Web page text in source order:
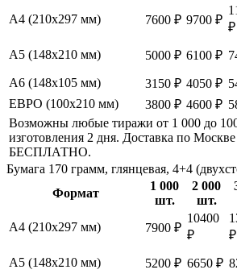
А4 (210х297 мм)
7600 ₽ 9700 ₽
₽
А5 (148х210 мм)
5000 ₽ 6100 ₽
А6 (148х105 мм)
3150 ₽ 4050 ₽
ЕВРО (100х210 мм)
3800 ₽ 4600 ₽
Возможны любые тиражи от 1 000 до
изготовления 2 дня. Доставка по
БЕСПЛАТНО.
Бумага 170 грамм, глянцевая, 4+4
Формат
1 000
шт.
2 000
шт.
А4 (210х297 мм)
7900 ₽
10400
₽
₽
А5 (148х210 мм)
5200 ₽ 6650 ₽